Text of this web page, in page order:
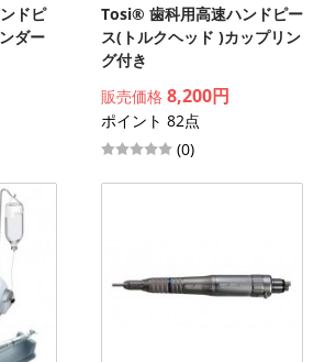
ドピ
ダー
Tosi® 歯科用高速ハンドピー
ス(トルクヘッド )カップリン
グ付き
販売価格 8,200円
ポイント 82点
(0)